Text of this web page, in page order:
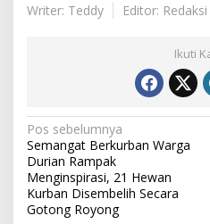
Writer: Teddy
Editor: Redaksi
Ikuti
N
a
v
i
Pos sebelumnya
Semangat Berkurban Warga
Durian Rampak
Menginspirasi, 21 Hewan
Kurban Disembelih Secara
Gotong Royong